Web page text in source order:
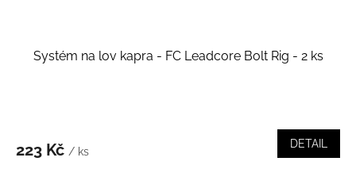
Systém na lov kapra - FC Leadcore Bolt Rig - 2 ks
223 Kč / ks
DETAIL